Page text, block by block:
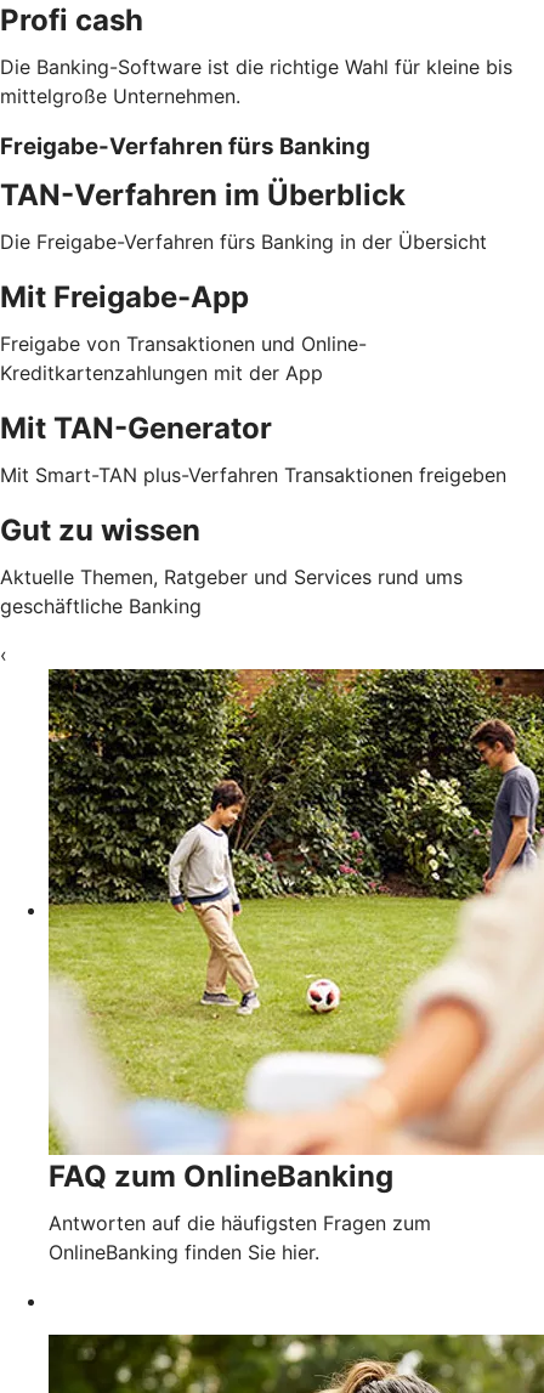
Profi cash
Die Banking-Software ist die richtige Wahl für kleine bis
mittelgroße Unternehmen.
Freigabe-Verfahren fürs Banking
TAN-Verfahren im Überblick
Die Freigabe-Verfahren fürs Banking in der Übersicht
Mit Freigabe-App
Freigabe von Transaktionen und Online-
Kreditkartenzahlungen mit der App
Mit TAN-Generator
Mit Smart-TAN plus-Verfahren Transaktionen freigeben
Gut zu wissen
Aktuelle Themen, Ratgeber und Services rund ums
geschäftliche Banking
‹
FAQ zum OnlineBanking
Antworten auf die häufigsten Fragen zum
OnlineBanking finden Sie hier.